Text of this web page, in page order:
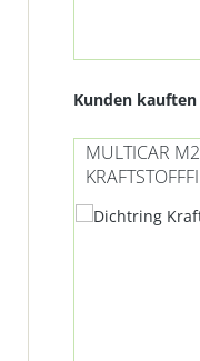
Produktgalerie
Kunden kauften
MULTICAR